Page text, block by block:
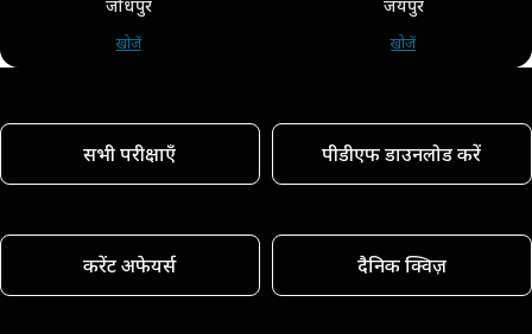
जोधपुर
खोजें
जयपुर
खोजें
सभी परीक्षाएँ पीडीएफ डाउनलोड करें
करेंट अफेयर्स दैनिक क्विज़